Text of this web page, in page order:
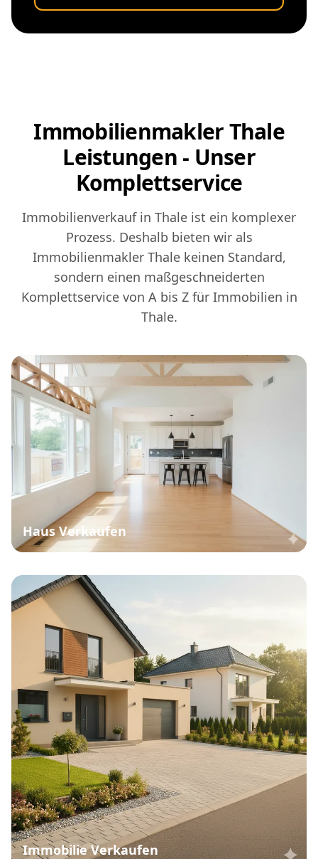
Immobilienmakler Thale
Leistungen - Unser
Komplettservice
Immobilienverkauf in Thale ist ein komplexer
Prozess. Deshalb bieten wir als
Immobilienmakler Thale keinen Standard,
sondern einen maßgeschneiderten
Komplettservice von A bis Z für Immobilien in
Thale.
Haus Verkaufen
Immobilie Verkaufen